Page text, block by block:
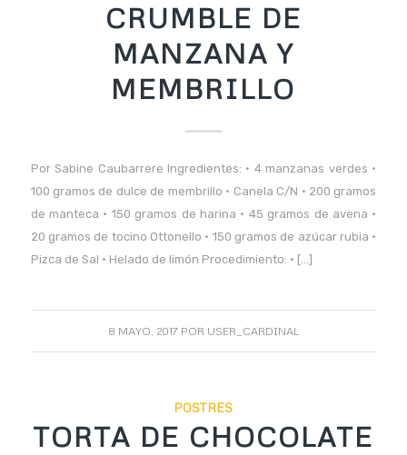
CRUMBLE DE
MANZANA Y
MEMBRILLO
Por Sabine Caubarrere Ingredientes: • 4 manzanas verdes •
100 gramos de dulce de membrillo • Canela C/N • 200 gramos
de manteca • 150 gramos de harina • 45 gramos de avena •
20 gramos de tocino Ottonello • 150 gramos de azúcar rubia •
Pizca de Sal • Helado de limón Procedimiento: • […]
8 MAYO, 2017 POR USER_CARDINAL
POSTRES
TORTA DE CHOCOLATE